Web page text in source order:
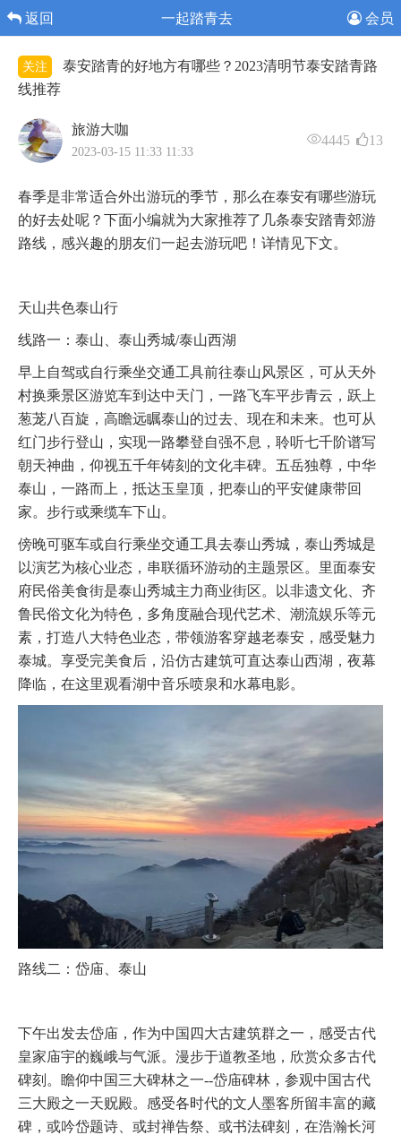
返回 一起踏青去 会员
关注
泰安踏青的好地方有哪些？2023清明节泰安踏青路
线推荐
旅游大咖
2023-03-15 11:33 11:33
4445 13
春季是非常适合外出游玩的季节，那么在泰安有哪些游玩
的好去处呢？下面小编就为大家推荐了几条泰安踏青郊游
路线，感兴趣的朋友们一起去游玩吧！详情见下文。
天山共色泰山行
线路一：泰山、泰山秀城/泰山西湖
早上自驾或自行乘坐交通工具前往泰山风景区，可从天外
村换乘景区游览车到达中天门，一路飞车平步青云，跃上
葱茏八百旋，高瞻远瞩泰山的过去、现在和未来。也可从
红门步行登山，实现一路攀登自强不息，聆听七千阶谱写
朝天神曲，仰视五千年铸刻的文化丰碑。五岳独尊，中华
泰山，一路而上，抵达玉皇顶，把泰山的平安健康带回
家。步行或乘缆车下山。
傍晚可驱车或自行乘坐交通工具去泰山秀城，泰山秀城是
以演艺为核心业态，串联循环游动的主题景区。里面泰安
府民俗美食街是泰山秀城主力商业街区。以非遗文化、齐
鲁民俗文化为特色，多角度融合现代艺术、潮流娱乐等元
素，打造八大特色业态，带领游客穿越老泰安，感受魅力
泰城。享受完美食后，沿仿古建筑可直达泰山西湖，夜幕
降临，在这里观看湖中音乐喷泉和水幕电影。
路线二：岱庙、泰山
下午出发去岱庙，作为中国四大古建筑群之一，感受古代
皇家庙宇的巍峨与气派。漫步于道教圣地，欣赏众多古代
碑刻。瞻仰中国三大碑林之一--岱庙碑林，参观中国古代
三大殿之一天贶殿。感受各时代的文人墨客所留丰富的藏
碑，或吟岱题诗、或封禅告祭、或书法碑刻，在浩瀚长河